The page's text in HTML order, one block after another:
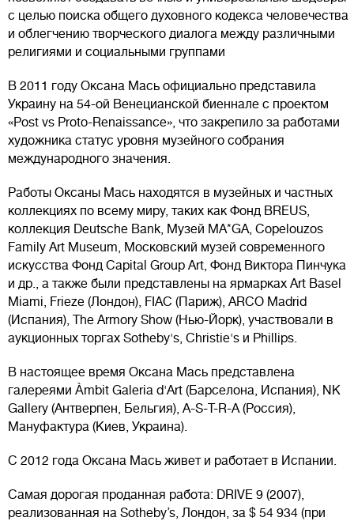
с целью поиска общего духовного кодекса человечества
и облегчению творческого диалога между различными
религиями и социальными группами
В 2011 году Оксана Мась официально представила
Украину на 54-ой Венецианской биеннале с проектом
«Post vs Proto-Renaissance», что закрепило за работами
художника статус уровня музейного собрания
международного значения.
Работы Оксаны Мась находятся в музейных и частных
коллекциях по всему миру, таких как Фонд BREUS,
коллекция Deutsche Bank, Музей MA*GA, Соpelouzos
Family Art Museum, Московский музей современного
искусства Фонд Capital Group Art, Фонд Виктора Пинчука
и др., а также были представлены на ярмарках Art Basel
Miami, Frieze (Лондон), FIAC (Париж), ARCO Madrid
(Испания), The Armory Show (Нью-Йорк), участвовали в
аукционных торгах Sotheby's, Christie's и Phillips.
В настоящее время Оксана Мась представлена
галереями Àmbit Galeria d'Art (Барселона, Испания), NK
Gallery (Антверпен, Бельгия), A-S-T-R-A (Россия),
Мануфактура (Киев, Украина).
С 2012 года Оксана Мась живет и работает в Испании.
Самая дорогая проданная работа: DRIVE 9 (2007),
реализованная на Sotheby’s, Лондон, за $ 54 934 (при